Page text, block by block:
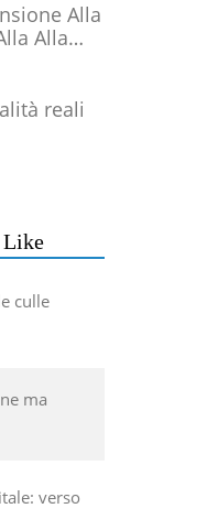
Alla
Alla
reali
culle
ma
verso